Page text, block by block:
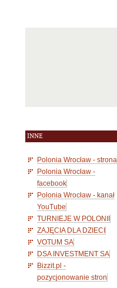
INNE
Polonia Wrocław - strona
Polonia Wrocław -
facebook
Polonia Wrocław - kanał
YouTube
TURNIEJE W POLONII
ZAJĘCIA DLA DZIECI
VOTUM SA
DSA INVESTMENT SA
Bizzit.pl -
pozycjonowanie stron